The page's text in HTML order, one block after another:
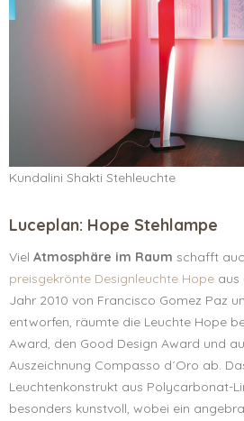
Kundalini Shakti Stehleuchte
Luceplan: Hope Stehlampe
Viel Atmosphäre im Raum schafft
preisgekrönte Designleuchte Hope aus
Jahr 2010 von Francisco Gomez Paz
entworfen, räumte die Leuchte Hope
Award, den Good Design Award und
Auszeichnung Compasso d´Oro ab.
Leuchtenkonstrukt aus Polycarbonat-
besonders kunstvoll, wobei ein